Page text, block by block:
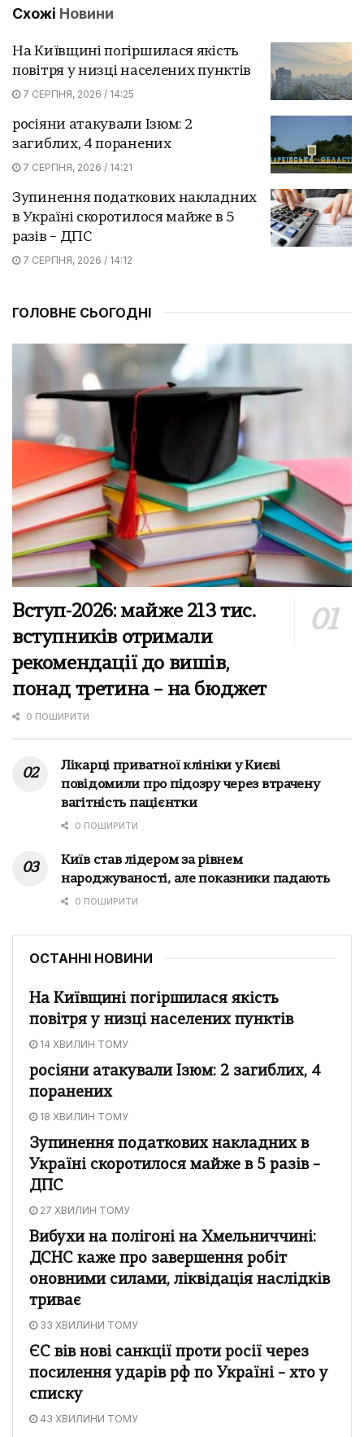
Схожі Новини
На Київщині погіршилася якість
повітря у низці населених пунктів
7 СЕРПНЯ, 2026 / 14:25
росіяни атакували Ізюм: 2
загиблих, 4 поранених
7 СЕРПНЯ, 2026 / 14:21
Зупинення податкових накладних
в Україні скоротилося майже в 5
разів – ДПС
7 СЕРПНЯ, 2026 / 14:12
ГОЛОВНЕ СЬОГОДНІ
Вступ-2026: майже 213 тис.
вступників отримали
рекомендації до вишів,
понад третина – на бюджет
0 ПОШИРИТИ
Лікарці приватної клініки у Києві
повідомили про підозру через втрачену
вагітність пацієнтки
0 ПОШИРИТИ
Київ став лідером за рівнем
народжуваності, але показники падають
0 ПОШИРИТИ
ОСТАННІ НОВИНИ
На Київщині погіршилася якість
повітря у низці населених пунктів
14 ХВИЛИН ТОМУ
росіяни атакували Ізюм: 2 загиблих, 4
поранених
18 ХВИЛИН ТОМУ
Зупинення податкових накладних в
Україні скоротилося майже в 5 разів –
ДПС
27 ХВИЛИН ТОМУ
Вибухи на полігоні на Хмельниччині:
ДСНС каже про завершення робіт
оновними силами, ліквідація наслідків
триває
33 ХВИЛИНИ ТОМУ
ЄС вів нові санкції проти росії через
посилення ударів рф по Україні – хто у
списку
43 ХВИЛИНИ ТОМУ